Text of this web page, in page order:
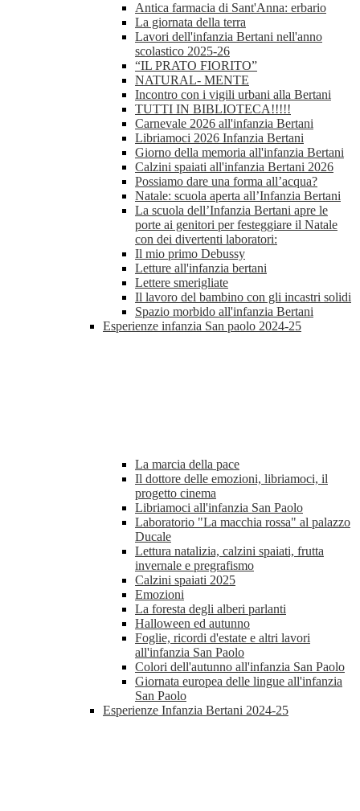
Antica farmacia di Sant'Anna: erbario
La giornata della terra
Lavori dell'infanzia Bertani nell'anno
scolastico 2025-26
“IL PRATO FIORITO”
NATURAL- MENTE
Incontro con i vigili urbani alla Bertani
TUTTI IN BIBLIOTECA!!!!!
Carnevale 2026 all'infanzia Bertani
Libriamoci 2026 Infanzia Bertani
Giorno della memoria all'infanzia Bertani
Calzini spaiati all'infanzia Bertani 2026
Possiamo dare una forma all’acqua?
Natale: scuola aperta all’Infanzia Bertani
La scuola dell’Infanzia Bertani apre le
porte ai genitori per festeggiare il Natale
con dei divertenti laboratori:
Il mio primo Debussy
Letture all'infanzia bertani
Lettere smerigliate
Il lavoro del bambino con gli incastri solidi
Spazio morbido all'infanzia Bertani
Esperienze infanzia San paolo 2024-25
La marcia della pace
Il dottore delle emozioni, libriamoci, il
progetto cinema
Libriamoci all'infanzia San Paolo
Laboratorio "La macchia rossa" al palazzo
Ducale
Lettura natalizia, calzini spaiati, frutta
invernale e pregrafismo
Calzini spaiati 2025
Emozioni
La foresta degli alberi parlanti
Halloween ed autunno
Foglie, ricordi d'estate e altri lavori
all'infanzia San Paolo
Colori dell'autunno all'infanzia San Paolo
Giornata europea delle lingue all'infanzia
San Paolo
Esperienze Infanzia Bertani 2024-25